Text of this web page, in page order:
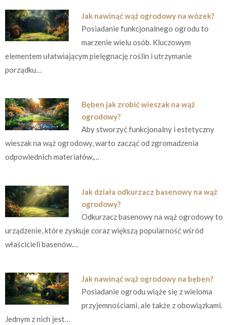
Jak nawinąć wąż ogrodowy na wózek?
Posiadanie funkcjonalnego ogrodu to
marzenie wielu osób. Kluczowym
elementem ułatwiającym pielęgnację roślin i utrzymanie
porządku…
Bęben jak zrobić wieszak na wąż
ogrodowy?
Aby stworzyć funkcjonalny i estetyczny
wieszak na wąż ogrodowy, warto zacząć od zgromadzenia
odpowiednich materiałów,…
Jak działa odkurzacz basenowy na wąż
ogrodowy?
Odkurzacz basenowy na wąż ogrodowy to
urządzenie, które zyskuje coraz większą popularność wśród
właścicieli basenów.…
Jak nawinąć wąż ogrodowy na bęben?
Posiadanie ogrodu wiąże się z wieloma
przyjemnościami, ale także z obowiązkami.
Jednym z nich jest…